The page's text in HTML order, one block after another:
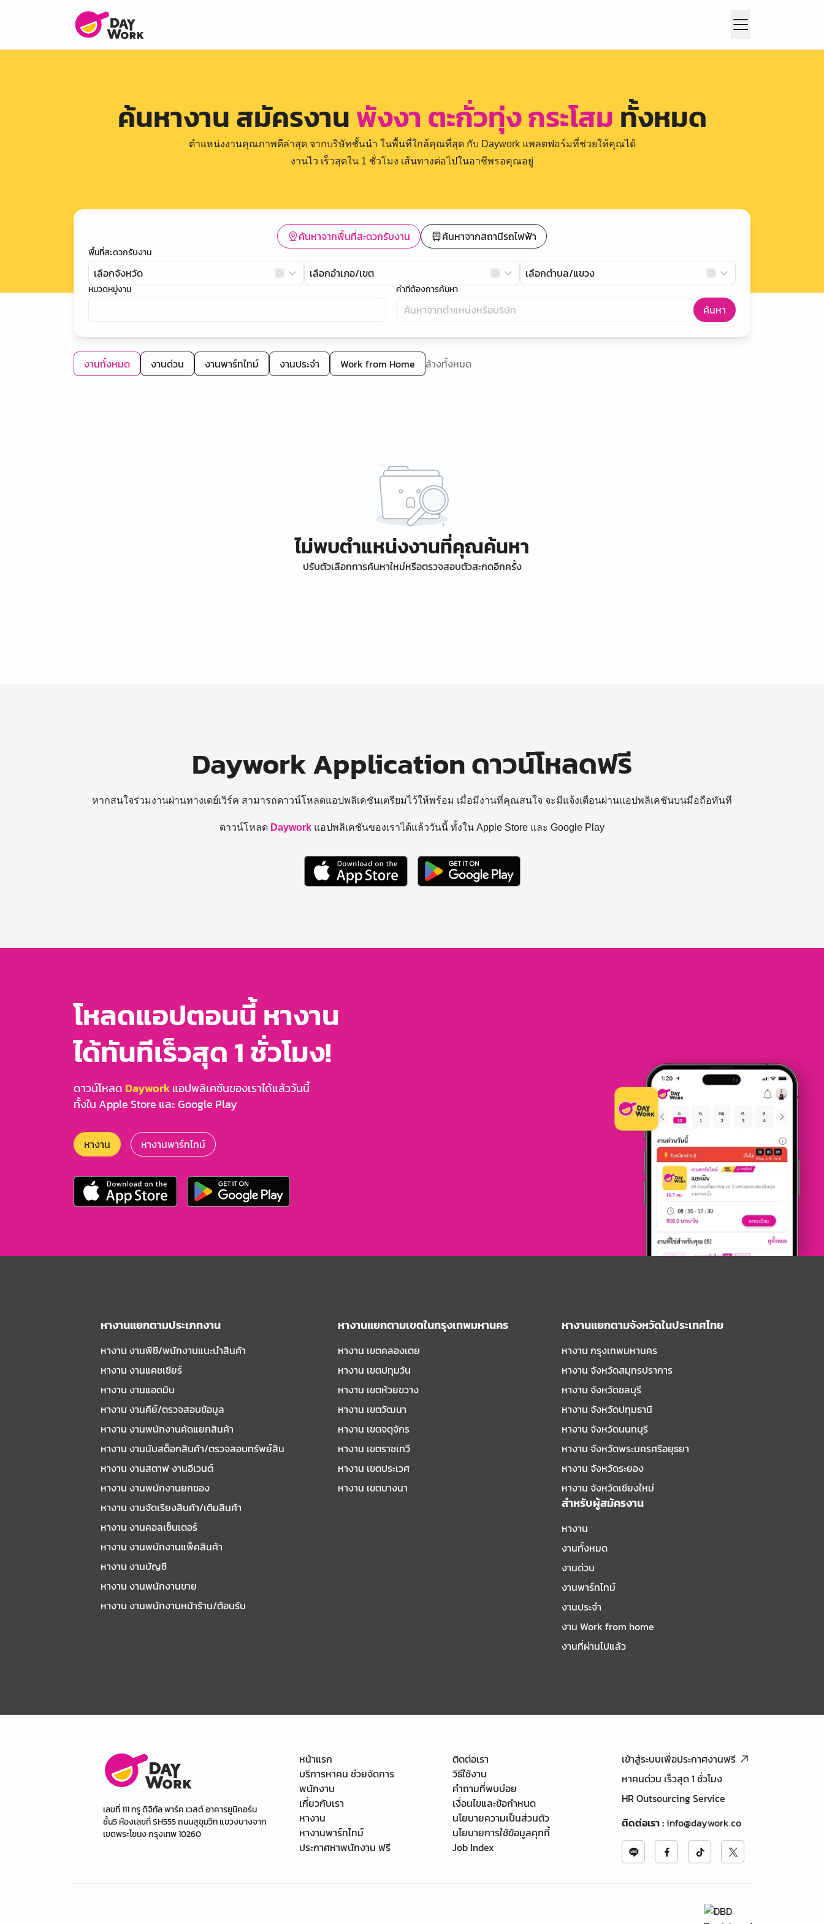
ค้นหางาน สมัครงานพังงา ตะกั่วทุ่ง กระโสม ทั้งหมด
ตำแหน่งงานคุณภาพดีล่าสุด จากบริษัทชั้นนำ ในพื้นที่ใกล้คุณที่สุด กับ Daywork แพลตฟอร์มที่ช่วยให้คุณได้
งานไว เร็วสุดใน 1 ชั่วโมง เส้นทางต่อไปในอาชีพรอคุณอยู่
ค้นหาจากพื้นที่สะดวกรับงาน ค้นหาจากสถานีรถไฟฟ้า
พื้นที่สะดวกรับงาน
เลือกจังหวัด เลือกอำเภอ/เขต เลือกตำบล/แขวง
หมวดหมู่งาน คำที่ต้องการค้นหา
ค้นหา
งานทั้งหมด งานด่วน งานพาร์ทไทม์ งานประจำ Work from Home ล้างทั้งหมด
ไม่พบตำแหน่งงานที่คุณค้นหา
ปรับตัวเลือกการค้นหาใหม่หรือตรวจสอบตัวสะกดอีกครั้ง
Daywork Application ดาวน์โหลดฟรี
หากสนใจร่วมงานผ่านทางเดย์เวิร์ค สามารถดาวน์โหลดแอปพลิเคชันเตรียมไว้ให้พร้อม เมื่อมีงานที่คุณสนใจ จะมีแจ้งเตือนผ่านแอปพลิเคชันบนมือถือทันที
ดาวน์โหลด Daywork แอปพลิเคชันของเราได้แล้ววันนี้ ทั้งใน Apple Store และ Google Play
โหลดแอปตอนนี้ หางาน
ได้ทันทีเร็วสุด 1 ชั่วโมง!
ดาวน์โหลด Dayworkแอปพลิเคชันของเราได้แล้ววันนี้
ทั้งใน Apple Store และ Google Play
หางาน หางานพาร์ทไทม์
หางานแยกตามประเภทงาน
หางาน งานพีซี/พนักงานแนะนําสินค้า
หางาน งานแคชเชียร์
หางาน งานแอดมิน
หางาน งานคีย์/ตรวจสอบข้อมูล
หางาน งานพนักงานคัดแยกสินค้า
หางาน งานนับสต็อกสินค้า/ตรวจสอบทรัพย์สิน
หางาน งานสตาฟ งานอีเวนต์
หางาน งานพนักงานยกของ
หางาน งานจัดเรียงสินค้า/เติมสินค้า
หางาน งานคอลเซ็นเตอร์
หางาน งานพนักงานแพ็คสินค้า
หางาน งานบัญชี
หางาน งานพนักงานขาย
หางาน งานพนักงานหน้าร้าน/ต้อนรับ
หางานแยกตามเขตในกรุงเทพมหานคร
หางาน เขตคลองเตย
หางาน เขตปทุมวัน
หางาน เขตห้วยขวาง
หางาน เขตวัฒนา
หางาน เขตจตุจักร
หางาน เขตราชเทวี
หางาน เขตประเวศ
หางาน เขตบางนา
หางานแยกตามจังหวัดในประเทศไทย
หางาน กรุงเทพมหานคร
หางาน จังหวัดสมุทรปราการ
หางาน จังหวัดชลบุรี
หางาน จังหวัดปทุมธานี
หางาน จังหวัดนนทบุรี
หางาน จังหวัดพระนครศรีอยุธยา
หางาน จังหวัดระยอง
หางาน จังหวัดเชียงใหม่
สำหรับผู้สมัครงาน
หางาน
งานทั้งหมด
งานด่วน
งานพาร์ทไทม์
งานประจำ
งาน Work from home
งานที่ผ่านไปแล้ว
เลขที่ 111 ทรู ดิจิทัล พาร์ค เวสต์ อาคารยูนิคอร์น
ชั้น5 ห้องเลขที่ SH555 ถนนสุขุมวิท แขวงบางจาก
เขตพระโขนง กรุงเทพ 10260
หน้าแรก
บริการหาคน ช่วยจัดการ
พนักงาน
เกี่ยวกับเรา
หางาน
หางานพาร์ทไทม์
ประกาศหาพนักงาน ฟรี
ติดต่อเรา
วิธีใช้งาน
คำถามที่พบบ่อย
เงื่อนไขและข้อกำหนด
นโยบายความเป็นส่วนตัว
นโยบายการใช้ข้อมูลคุกกี้
Job Index
เข้าสู่ระบบเพื่อประกาศงานฟรี
หาคนด่วน เร็วสุด 1 ชั่วโมง
HR Outsourcing Service
ติดต่อเรา:info@daywork.co